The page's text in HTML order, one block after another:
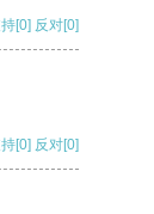
[0] 反对[0]
[0] 反对[0]